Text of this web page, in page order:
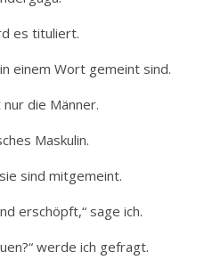
es tituliert.
einem Wort gemeint sind.
nur die Männer.
Maskulin.
sind mitgemeint.
erschöpft,“ sage ich.
werde ich gefragt.